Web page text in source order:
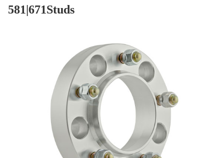
581|671Studs